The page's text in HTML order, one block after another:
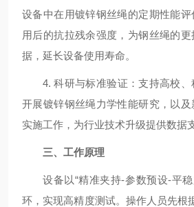
设备中在用镀锌钢丝绳的定期性能
用后的抗拉残余强度，为钢丝绳的
据，延长设备使用寿命。
4. 科研与标准验证：支持高校
开展镀锌钢丝绳力学性能研究，以
实施工作，为行业技术升级提供数据
三、工作原理
设备以“精准夹持-参数预设-平
环，实现高精度测试。操作人员先